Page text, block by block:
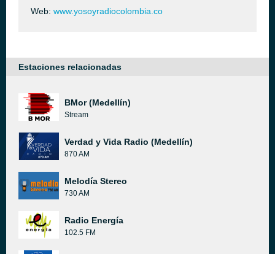
Web: www.yosoyradiocolombia.co
Estaciones relacionadas
BMor (Medellín)
Stream
Verdad y Vida Radio (Medellín)
870 AM
Melodía Stereo
730 AM
Radio Energía
102.5 FM